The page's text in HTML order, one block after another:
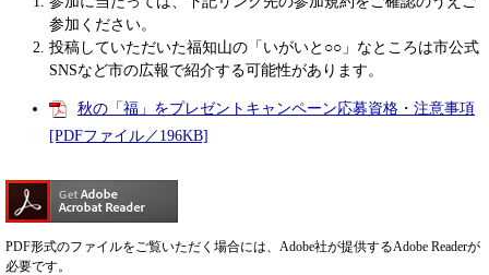
参加ください。
投稿していただいた福知山の「いがいと○○」なところは市公式
SNSなど市の広報で紹介する可能性があります。
秋の「福」をプレゼントキャンペーン応募資格・注意事項
[PDFファイル／196KB]
PDF形式のファイルをご覧いただく場合には、Adobe社が提供するAdobe Readerが
必要です。